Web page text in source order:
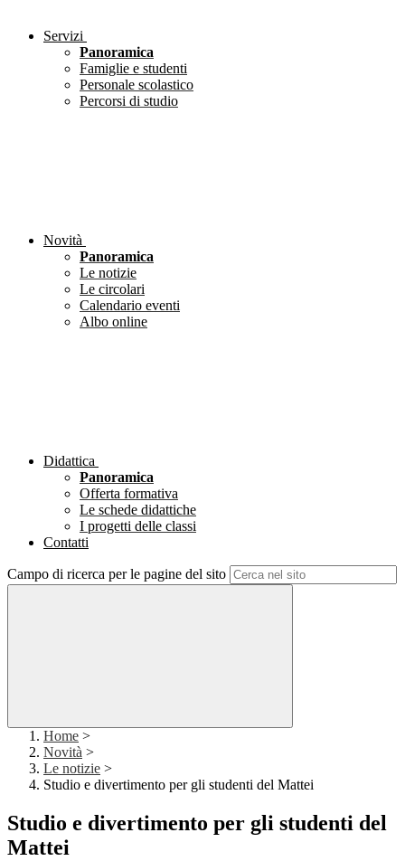
Servizi
Panoramica
Famiglie e studenti
Personale scolastico
Percorsi di studio
Novità
Panoramica
Le notizie
Le circolari
Calendario eventi
Albo online
Didattica
Panoramica
Offerta formativa
Le schede didattiche
I progetti delle classi
Contatti
Campo di ricerca per le pagine del sito
Home >
Novità >
Le notizie >
Studio e divertimento per gli studenti del Mattei
Studio e divertimento per gli studenti del
Mattei